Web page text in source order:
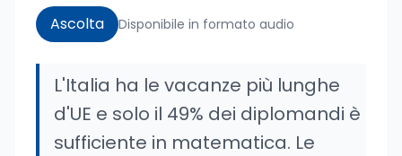
Ascolta Disponibile in formato audio
L'Italia ha le vacanze più lunghe
d'UE e solo il 49% dei diplomandi è
sufficiente in matematica. Le